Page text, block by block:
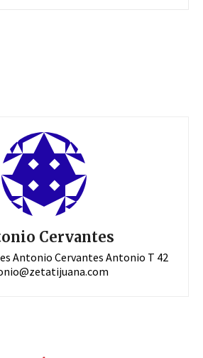
Cervantes
Antonio Cervantes Antonio T 42